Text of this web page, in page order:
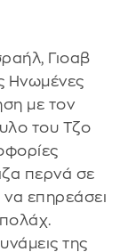
Γιοαβ
Ηνωμένες
με τον
του Τζο
περνά σε
επηρεάσει
της